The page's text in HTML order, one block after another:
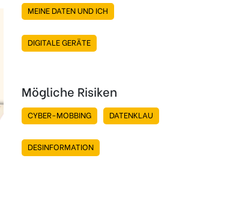
MEINE DATEN UND ICH
DIGITALE GERÄTE
Mögliche Risiken
CYBER-MOBBING DATENKLAU
DESINFORMATION